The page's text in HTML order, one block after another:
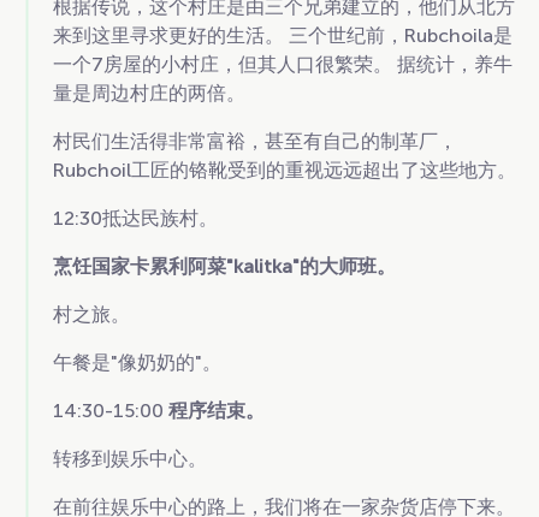
根据传说，这个村庄是由三个兄弟建立的，他们从北方
来到这里寻求更好的生活。 三个世纪前，Rubchoila是
一个7房屋的小村庄，但其人口很繁荣。 据统计，养牛
量是周边村庄的两倍。
村民们生活得非常富裕，甚至有自己的制革厂，
Rubchoil工匠的铬靴受到的重视远远超出了这些地方。
12:30抵达民族村。
烹饪国家卡累利阿菜"kalitka"的大师班。
村之旅。
午餐是"像奶奶的"。
14:30-15:00 程序结束。
转移到娱乐中心。
在前往娱乐中心的路上，我们将在一家杂货店停下来。